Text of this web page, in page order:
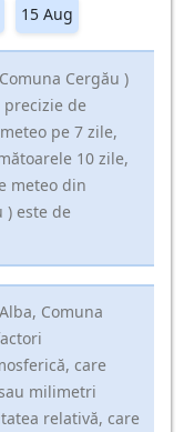
15 Aug
Cergău )
de
pe 7 zile,
10 zile,
meteo din
) este de
Comuna
care
milimetri
relativă, care